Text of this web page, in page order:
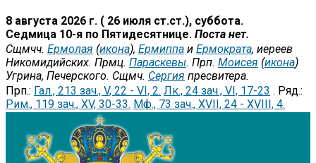
8 августа 2026 г. ( 26 июля ст.ст.), суббота.
Седмица 10-я по Пятидесятнице. Поста нет.
Сщмчч. Ермолая (икона), Ермиппа и Ермократа, иереев
Никомидийских. Прмц. Параскевы. Прп. Моисея (икона)
Угрина, Печерского. Сщмч. Сергия пресвитера.
Прп.: Гал., 213 зач., V, 22 - VI, 2. Лк., 24 зач., VI, 17-23 . Ряд.:
Рим., 119 зач., XV, 30-33. Мф., 73 зач., XVII, 24 - XVIII, 4.